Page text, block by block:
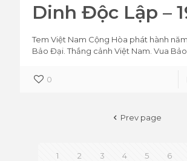
Dinh Độc Lập –
Tem Việt Nam Cộng Hòa phát hành năm
Bảo Đại. Thắng cảnh Việt Nam. Vua
0
Prev page
1 2 3 4 5 6